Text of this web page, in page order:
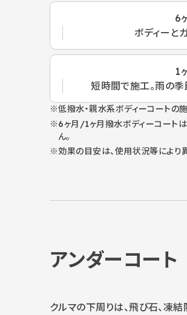
6
ボディーと
1
短時間で施工。雨の季
低撥水・親水系ボディーコートの
6ヶ月/1ヶ月撥水ボディーコート
ん。
効果の目安は、使用状況等により
アンダーコート
クルマの下周りは、飛び石、凍結